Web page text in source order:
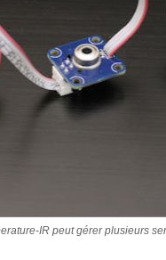
IR peut gérer plusieurs